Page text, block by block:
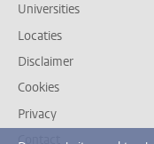
Universities
Locaties
Disclaimer
Cookies
Privacy
Contact